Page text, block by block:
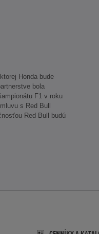
Honda bude
bola
F1 v roku
s Red Bull
Red Bull budú